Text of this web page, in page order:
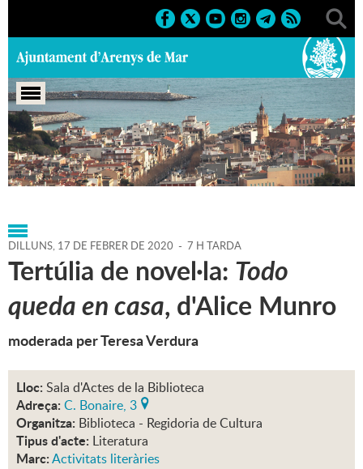
Portada > Regidories > Cultura > Biblioteca P. Fidel
Fita > Agenda > 17-02-2020
DILLUNS, 17 DE FEBRER DE 2020 - 7 H TARDA
Tertúlia de novel·la: Todo
queda en casa, d'Alice Munro
moderada per Teresa Verdura
Lloc: Sala d'Actes de la Biblioteca
Adreça: C. Bonaire, 3
Organitza: Biblioteca - Regidoria de Cultura
Tipus d'acte: Literatura
Marc:Activitats literàries